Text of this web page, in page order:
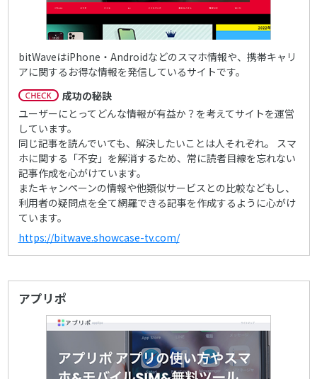
bitWaveはiPhone・Androidなどのスマホ情報や、携帯キャリ
アに関するお得な情報を発信しているサイトです。
成功の秘訣
ユーザーにとってどんな情報が有益か？を考えてサイトを運営
しています。
同じ記事を読んでいても、解決したいことは人それぞれ。 スマ
ホに関する「不安」を解消するため、常に読者目線を忘れない
記事作成を心がけています。
またキャンペーンの情報や他類似サービスとの比較などもし、
利用者の疑問点を全て網羅できる記事を作成するように心がけ
ています。
https://bitwave.showcase-tv.com/
アプリポ